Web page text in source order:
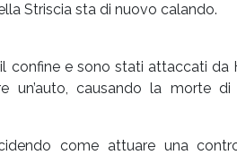
Striscia sta di nuovo calando.
confine e sono stati attaccati da
un’auto, causando la morte
come attuare una